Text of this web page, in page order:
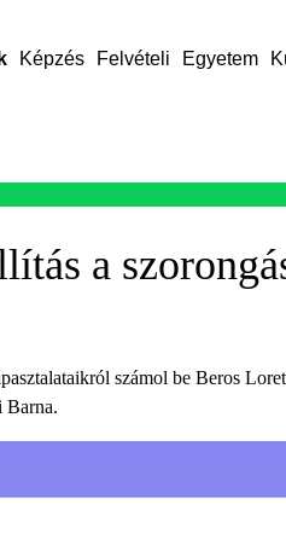
Képzés Felvételi Egyetem
a
számol be Beros
Barna.